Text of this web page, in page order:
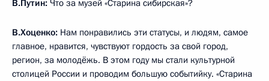
В.Путин: Что за музей «Старина сибирская»?
В.Хоценко: Нам понравились эти статусы, и людям, самое
главное, нравится, чувствуют гордость за свой город,
регион, за молодёжь. В этом году мы стали культурной
столицей России и проводим большую событийку. «Старина